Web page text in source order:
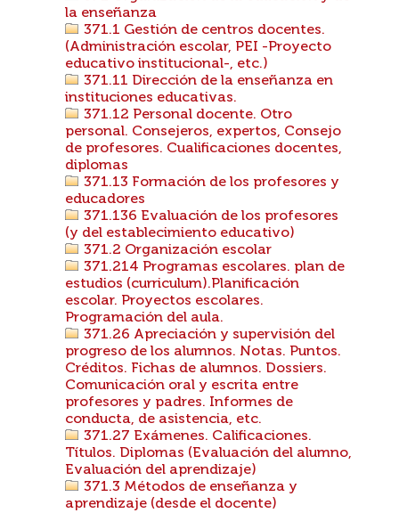
la enseñanza
371.1 Gestión de centros docentes.
(Administración escolar, PEI -Proyecto
educativo institucional-, etc.)
371.11 Dirección de la enseñanza en
instituciones educativas.
371.12 Personal docente. Otro
personal. Consejeros, expertos, Consejo
de profesores. Cualificaciones docentes,
diplomas
371.13 Formación de los profesores y
educadores
371.136 Evaluación de los profesores
(y del establecimiento educativo)
371.2 Organización escolar
371.214 Programas escolares. plan de
estudios (curriculum).Planificación
escolar. Proyectos escolares.
Programación del aula.
371.26 Apreciación y supervisión del
progreso de los alumnos. Notas. Puntos.
Créditos. Fichas de alumnos. Dossiers.
Comunicación oral y escrita entre
profesores y padres. Informes de
conducta, de asistencia, etc.
371.27 Exámenes. Calificaciones.
Títulos. Diplomas (Evaluación del alumno,
Evaluación del aprendizaje)
371.3 Métodos de enseñanza y
aprendizaje (desde el docente)